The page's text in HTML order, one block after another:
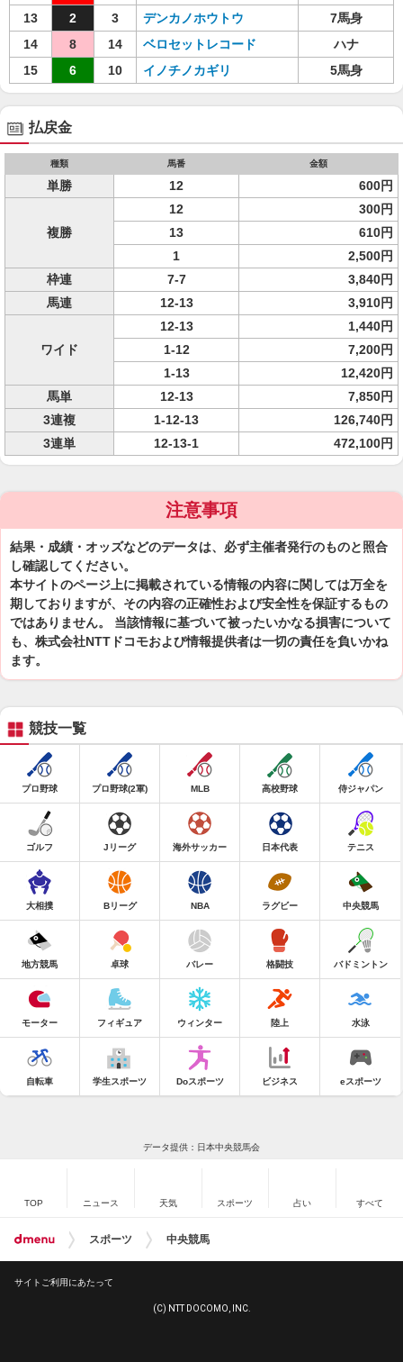
13
2 3 デンカノホウトウ
7馬身
14
8 14 ベロセットレコード
ハナ
15
6 10 イノチノカギリ 5馬身
払戻金
種類 馬番 金額
単勝 12 600円
複勝
12
300円
13
610円
1
2,500円
枠連
7-7
3,840円
馬連
12-13 3,910円
ワイド
12-13
1,440円
1-12
7,200円
1-13
12,420円
馬単
12-13
7,850円
3連複
1-12-13
126,740円
3連単
12-13-1 472,100円
注意事項
結果・成績・オッズなどのデータは、必ず主催者発行のものと照合
し確認してください。
本サイトのページ上に掲載されている情報の内容に関しては万全を
期しておりますが、その内容の正確性および安全性を保証するもの
ではありません。 当該情報に基づいて被ったいかなる損害について
も、株式会社NTTドコモおよび情報提供者は一切の責任を負いかね
ます。
競技一覧
プロ野球 プロ野球(2軍) MLB 高校野球 侍ジャパン
ゴルフ Jリーグ 海外サッカー 日本代表 テニス
大相撲 Bリーグ NBA ラグビー 中央競馬
地方競馬 卓球 バレー 格闘技 バドミントン
モーター フィギュア ウィンター 陸上 水泳
自転車 学生スポーツ Doスポーツ ビジネス eスポーツ
データ提供：日本中央競馬会
TOP ニュース 天気 スポーツ 占い すべて
スポーツ 中央競馬
サイトご利用にあたって
(C) NTT DOCOMO, INC.